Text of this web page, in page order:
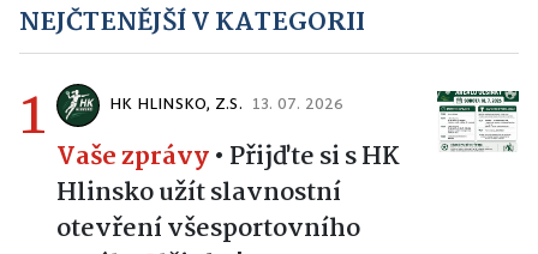
NEJČTENĚJŠÍ V KATEGORII
1 HK HLINSKO, Z.S. 13. 07. 2026
Vaše zprávy• Přijďte si s HK
Hlinsko užít slavnostní
otevření všesportovního